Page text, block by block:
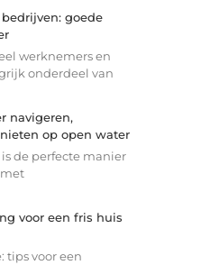
goede
werknemers en
onderdeel van
navigeren,
op open water
de perfecte manier
voor een fris huis
tips voor een